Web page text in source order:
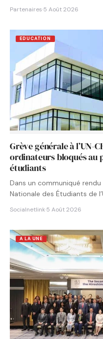
Partenaires·5 Août 2026
EDUCATION
Grève générale à l’UN-
ordinateurs bloqués au
étudiants
Dans un communiqué
Nationale des Étudiants de
Socialnetlink·5 Août 2026
A LA UNE